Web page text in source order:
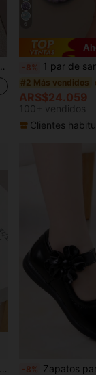
Mocasines Mary Jane para niñas, zapatos escolares de suela gruesa color marrón, adecuados para uso diario y fiestas -8% 1 par de sandalias casuales versátiles para niñas con lazo de strass,
#2 Más vendidos
ARS$24.059
100+ vendidos
Clientes
-8% Zapatos para niños, zapatos para niñas, zapatos de princesa con suela blanda, nuevo estilo de moda